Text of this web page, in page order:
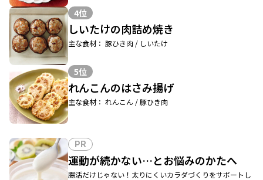
4位
しいたけの肉詰め焼き
主な食材： 豚ひき肉 / しいたけ
5位
れんこんのはさみ揚げ
主な食材： れんこん / 豚ひき肉
PR
運動が続かない…とお悩みのかたへ
腸活だけじゃない！太りにくいカラダづくりをサポートし